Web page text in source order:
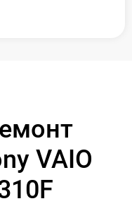
VAIO